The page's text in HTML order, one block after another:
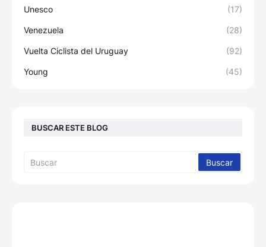
Unesco (17)
Venezuela (28)
Vuelta Ciclista del Uruguay (92)
Young (45)
BUSCAR ESTE BLOG